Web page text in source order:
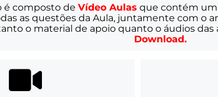
é composto de Vídeo Aulas que contém
as questões da Aula, juntamente com o
o material de apoio quanto o áudios das
Download.